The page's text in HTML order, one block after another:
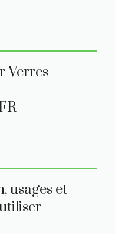
Verres
usages et